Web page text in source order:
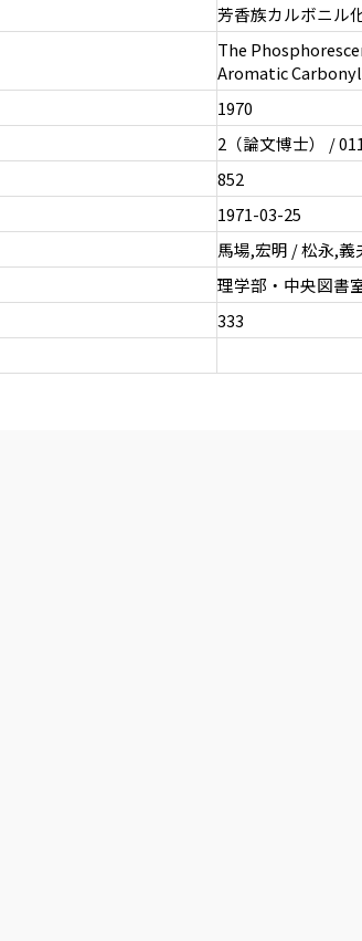
芳香族カルボニル
The
Aromatic
1970
2（論文博士） /
852
1971-03-25
馬場,宏明 / 松永,
理学部・中央図書
333